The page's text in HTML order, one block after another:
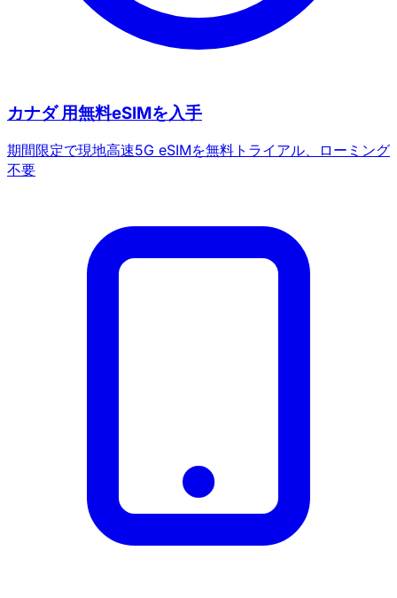
カナダ 用無料eSIMを入手
期間限定で現地高速5G eSIMを無料トライアル、ローミング
不要